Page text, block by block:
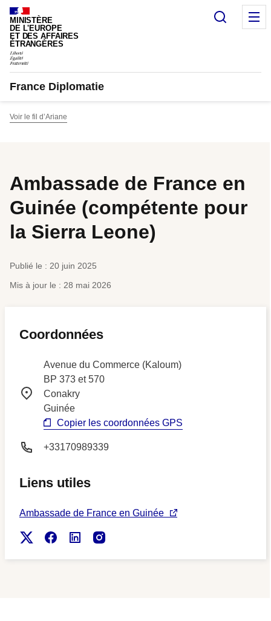
Panneau de gestion des cookies
MINISTÈRE
DE L'EUROPE
ET DES AFFAIRES
ÉTRANGÈRES
France Diplomatie
Voir le fil d’Ariane
Ambassade de France en
Guinée (compétente pour
la Sierra Leone)
Publié le : 20 juin 2025
Mis à jour le : 28 mai 2026
Coordonnées
Avenue du Commerce (Kaloum)
BP 373 et 570
Conakry
Guinée
Copier les coordonnées GPS
+33170989339
Liens utiles
Ambassade de France en Guinée
X FacebookLinkedin